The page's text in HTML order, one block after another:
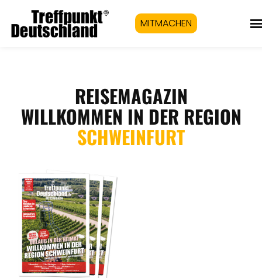
MITMACHEN
REISEMAGAZIN
WILLKOMMEN IN DER REGION
SCHWEINFURT